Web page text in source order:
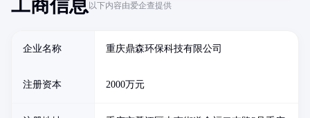
工商信息以下内容由爱企查提供
企业名称 重庆鼎森环保科技有限公司
注册资本 2000万元